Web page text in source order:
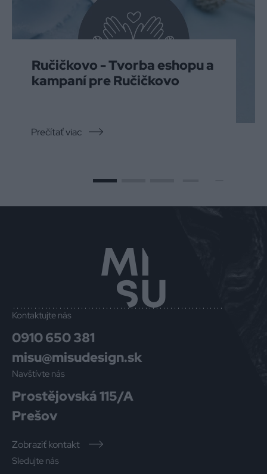
Ručičkovo - Tvorba eshopu a
kampaní pre Ručičkovo
Prečítať viac
Kontaktujte nás
0910 650 381
misu@misudesign.sk
Navštívte nás
Prostějovská 115/A
Prešov
Zobraziť kontakt
Sledujte nás